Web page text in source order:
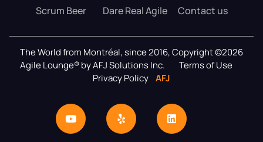
Scrum Beer Dare Real Agile Contact us
The World from Montréal, since 2016, Copyright ©2026
Agile Lounge® by AFJ Solutions Inc.
Terms of Use
Privacy Policy AFJ